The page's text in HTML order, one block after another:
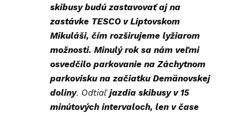
skibusy budú zastavovať aj na
zastávke TESCO v Liptovskom
Mikuláši, čím rozširujeme lyžiarom
možnosti. Minulý rok sa nám veľmi
osvedčilo parkovanie na Záchytnom
parkovisku na začiatku Demänovskej
doliny. Odtiaľjazdia skibusy v 15
minútových intervaloch, len v čase